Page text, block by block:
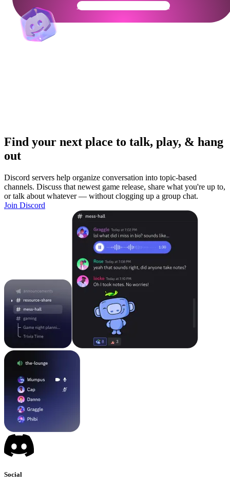
Get Your Community Ready
Find your next place to talk, play, & hang
out
Discord servers help organize conversation into topic-based
channels. Discuss that newest game release, share what you're up to,
or talk about whatever — without clogging up a group chat.
Join Discord
Social